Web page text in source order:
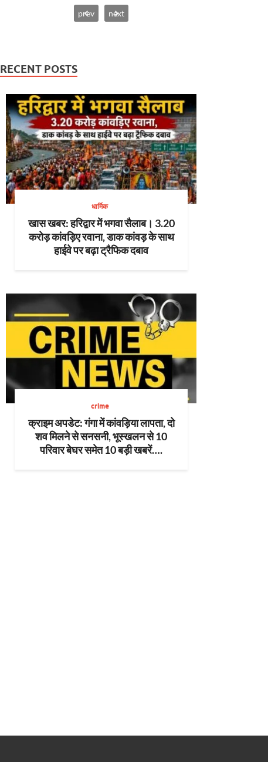
prev next
RECENT POSTS
धार्मिक
खास खबर: हरिद्वार में भगवा सैलाब। 3.20
करोड़ कांवड़िए रवाना, डाक कांवड़ के साथ
हाईवे पर बढ़ा ट्रैफिक दबाव
crime
क्राइम अपडेट: गंगा में कांवड़िया लापता, दो
शव मिलने से सनसनी, भूस्खलन से 10
परिवार बेघर समेत 10 बड़ी खबरें….